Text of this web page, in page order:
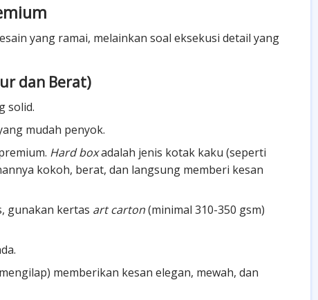
yang ramai, melainkan soal eksekusi detail yang
dan Berat)
solid.
mudah penyok.
Hard boxadalah jenis kotak kaku (seperti
kokoh, berat, dan langsung memberi kesan
gunakan kertas art carton(minimal 310-350 gsm)
memberikan kesan elegan, mewah, dan